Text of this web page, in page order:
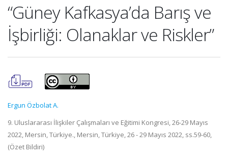
“Güney Kafkasya’da Barış ve
İşbirliği: Olanaklar ve Riskler”
Ergun Özbolat A.
9. Uluslararası İlişkiler Çalışmaları ve Eğitimi Kongresi, 26-29 Mayıs
2022, Mersin, Türkiye., Mersin, Türkiye, 26 - 29 Mayıs 2022, ss.59-60,
(Özet Bildiri)